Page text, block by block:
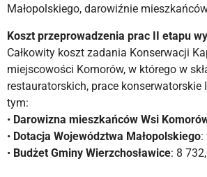
Małopolskiego, darowiźnie
Koszt przeprowadzenia prac II etapu
Całkowity koszt zadania Konserwacji
miejscowości Komorów, w którego w
restauratorskich, prace
tym:
• Darowizna mieszkańców Wsi
• Dotacja Województwa Małopolskiego:
• Budżet Gminy Wierzchosławice: 8